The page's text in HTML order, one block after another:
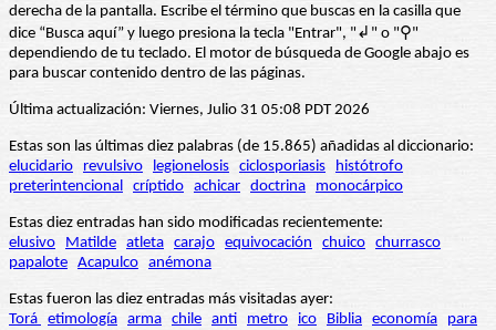
derecha de la pantalla. Escribe el término que buscas en la casilla que
dice “Busca aquí” y luego presiona la tecla "Entrar", "↲" o "⚲"
dependiendo de tu teclado. El motor de búsqueda de Google abajo es
para buscar contenido dentro de las páginas.
Última actualización: Viernes, Julio 31 05:08 PDT 2026
Estas son las últimas diez palabras (de 15.865) añadidas al diccionario:
elucidario
revulsivo legionelosis ciclosporiasis
histótrofo
preterintencional críptido achicar doctrina monocárpico
Estas diez entradas han sido modificadas recientemente:
elusivo
Matilde atleta carajo equivocación chuico churrasco
papalote Acapulco anémona
Estas fueron las diez entradas más visitadas ayer:
Torá etimología arma chile anti metro ico Biblia economía para